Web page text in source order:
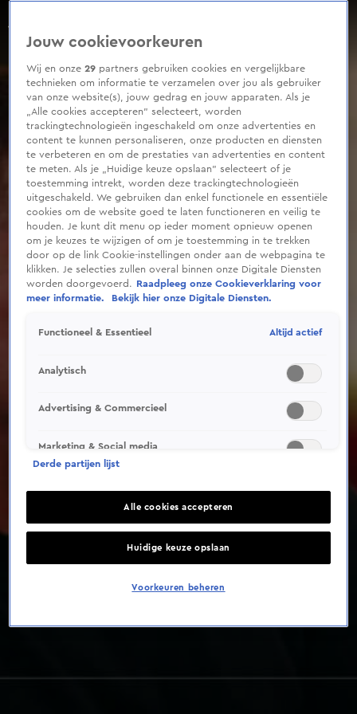
Aflevering 18, Seizoen 2025
of
Jouw cookievoorkeuren
Wij en onze29 partners gebruiken cookies en vergelijkbare
technieken om informatie te verzamelen over jou als gebruiker
van onze website(s), jouw gedrag en jouw apparaten. Als je
„Alle cookies accepteren” selecteert, worden
trackingtechnologieën ingeschakeld om onze advertenties en
content te kunnen personaliseren, onze producten en diensten
te verbeteren en om de prestaties van advertenties en content
te meten. Als je „Huidige keuze opslaan” selecteert of je
toestemming intrekt, worden deze trackingtechnologieën
uitgeschakeld. We gebruiken dan enkel functionele en essentiële
cookies om de website goed te laten functioneren en veilig te
houden. Je kunt dit menu op ieder moment opnieuw openen
om je keuzes te wijzigen of om je toestemming in te trekken
door op de link Cookie-instellingen onder aan de webpagina te
klikken. Je selecties zullen overal binnen onze Digitale Diensten
worden doorgevoerd.
Raadpleeg onze Cookieverklaring voor
meer informatie.
Bekijk hier onze Digitale Diensten.
Functioneel & Essentieel Altijd actief
Analytisch
Advertising & Commercieel
Marketing & Social media
Derde partijen lijst
Alle cookies accepteren
Huidige keuze opslaan
Voorkeuren beheren